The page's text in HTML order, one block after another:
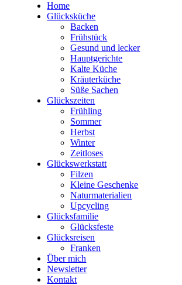
Home
Glücksküche
Backen
Frühstück
Gesund und lecker
Hauptgerichte
Kalte Küche
Kräuterküche
Süße Sachen
Glückszeiten
Frühling
Sommer
Herbst
Winter
Zeitloses
Glückswerkstatt
Filzen
Kleine Geschenke
Naturmaterialien
Upcycling
Glücksfamilie
Glücksfeste
Glücksreisen
Franken
Über mich
Newsletter
Kontakt